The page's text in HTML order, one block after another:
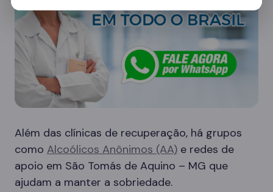
Além das clínicas de recuperação, há grupos
como Alcoólicos Anônimos (AA) e redes de
apoio em São Tomás de Aquino – MG que
ajudam a manter a sobriedade.